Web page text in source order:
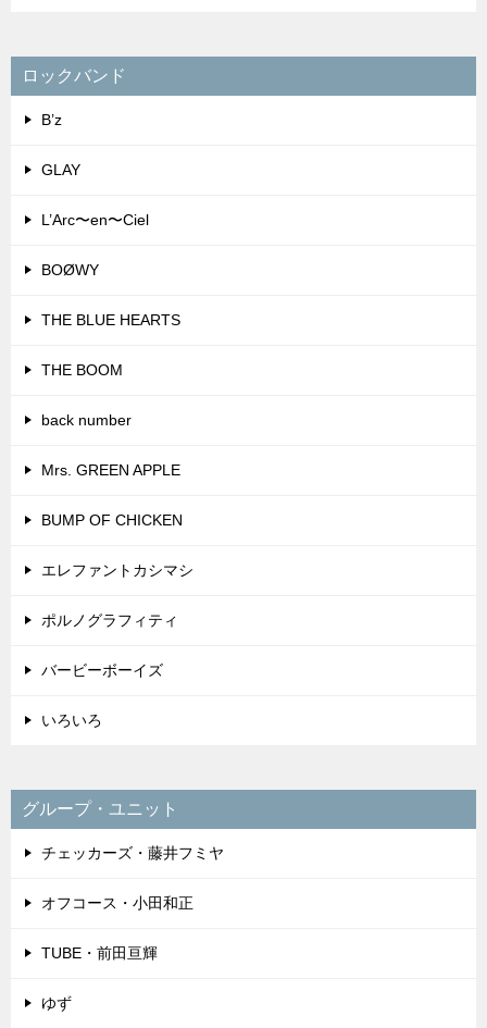
ロックバンド
B’z
GLAY
L’Arc〜en〜Ciel
BOØWY
THE BLUE HEARTS
THE BOOM
back number
Mrs. GREEN APPLE
BUMP OF CHICKEN
エレファントカシマシ
ポルノグラフィティ
バービーボーイズ
いろいろ
グループ・ユニット
チェッカーズ・藤井フミヤ
オフコース・小田和正
TUBE・前田亘輝
ゆず